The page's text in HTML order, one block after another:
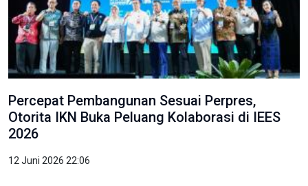
Percepat Pembangunan Sesuai Perpres,
Otorita IKN Buka Peluang Kolaborasi di IEES
2026
12 Juni 2026 22:06